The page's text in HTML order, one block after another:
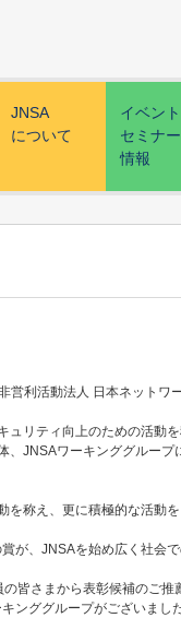
JNSA
について
イベント
セミナー
情報
営利活動法人 日本ネットワ
リティ向上のための活動
、JNSAワーキンググループ
称え、更に積極的な活動
が、JNSAを始め広く社会
皆さまから表彰候補のご推
ンググループがございまし